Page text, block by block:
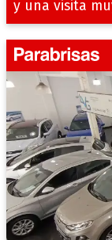
y una visita